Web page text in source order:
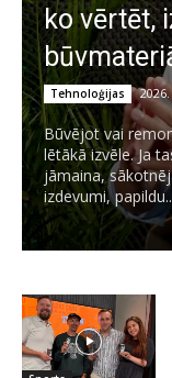
ko vērtēt,
Tehnoloģijas
Būvējot vai
lētākā izvēle. Ja
jāmaina,
izdevumi,